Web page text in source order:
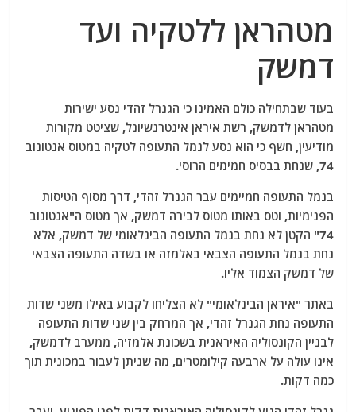
מטהראן ללטקיה ועד
דמשק
בעוד שבתחילה כולם האמינו כי הגנרל זהדי נסע ישירות
מטהראן לדמשק, רשת איראן אינטרנשיונל, שציטט מקורות
מודיעין, חשף כי הוא נסע לנמל התעופה לטקיה במטוס אנטונוב
74, שנחת בבסיס חמימים הרוסי.
בנמל התעופה חמיימים עבר הגנרל זהדי, דרך מסוף הטיסות
הפנימיות, וטס באותו מטוס לבירה דמשק, אך מטוס ה"אנטונוב
74" הקטן לא נחת בנמל התעופה הבינלאומי של דמשק, אלא
נחת בנמל התעופה הצבאי באלמזה או בשדה התעופה הצבאי
של דמשק הצמוד אליו.
באתר "איראן הבינלאומי" לא הצליחו לקבוע באילו משני שדות
התעופה נחת הגנרל זהדי, אך המרחק בין שני שדות התעופה
לבניין הקונסוליה האיראנית בשכונת אלמז'ה, ממערב לדמשק,
אינו עולה על ארבעה קילומטרים, מה שניתן לעבור במכונית תוך
כמה דקות.